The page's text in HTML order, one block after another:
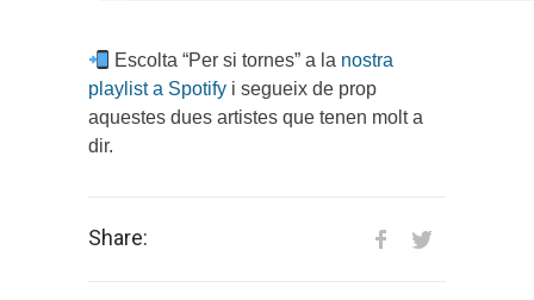
Escolta “Per si tornes” a la nostra
playlist a Spotify i segueix de prop
aquestes dues artistes que tenen molt a
dir.
Share: